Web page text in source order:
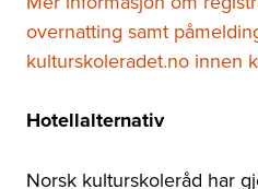
overnatting samt
kulturskoleradet.no innen
Hotellalternativ
Norsk kulturskoleråd har